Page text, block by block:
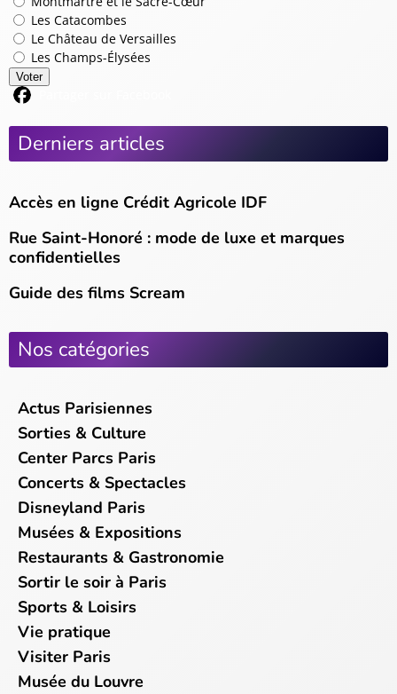
Les Catacombes
Le Château de Versailles
Les Champs-Élysées
Voter
Derniers articles
Accès en ligne Crédit Agricole IDF
Rue Saint-Honoré : mode de luxe et marques
confidentielles
Guide des films Scream
Nos catégories
Actus Parisiennes
Sorties & Culture
Center Parcs Paris
Concerts & Spectacles
Disneyland Paris
Musées & Expositions
Restaurants & Gastronomie
Sortir le soir à Paris
Sports & Loisirs
Vie pratique
Visiter Paris
Musée du Louvre